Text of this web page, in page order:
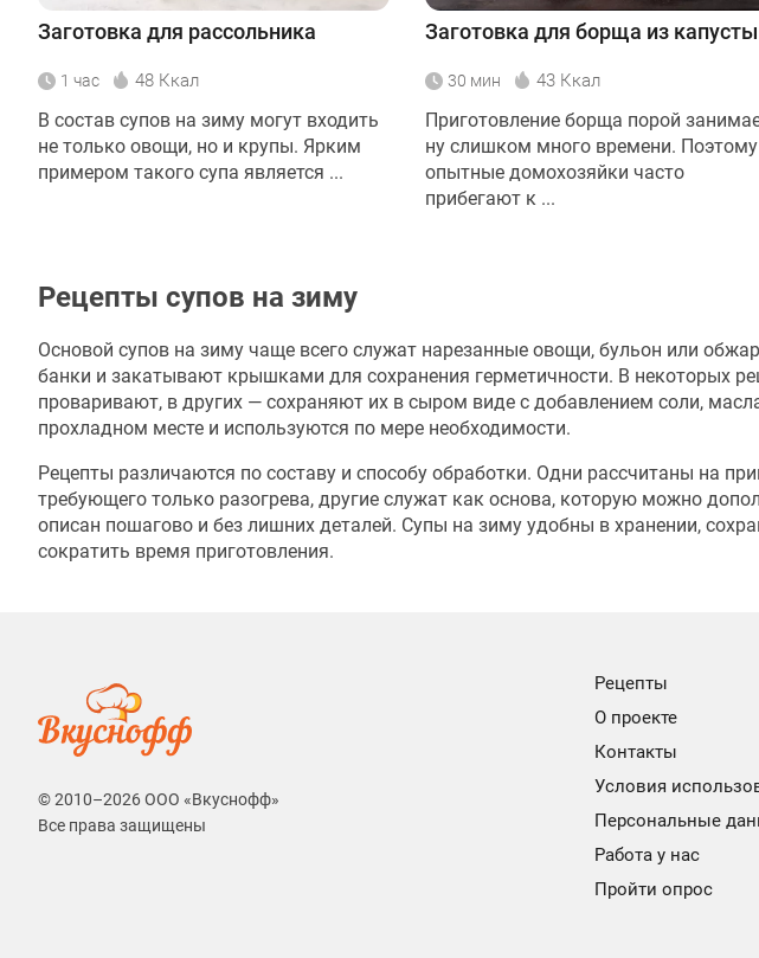
Заготовка для рассольника
1 час 48 Ккал
В состав супов на зиму могут входить
не только овощи, но и крупы. Ярким
примером такого супа является ...
Заготовка для борща из капусты
30 мин 43 Ккал
Приготовление борща порой
ну слишком много времени. Поэтому
опытные домохозяйки часто
прибегают к ...
Рецепты супов на зиму
Основой супов на зиму чаще всего служат нарезанные овощи, бульон или
банки и закатывают крышками для сохранения герметичности. В некоторых
проваривают, в других — сохраняют их в сыром виде с добавлением соли,
прохладном месте и используются по мере необходимости.
Рецепты различаются по составу и способу обработки. Одни рассчитаны на
требующего только разогрева, другие служат как основа, которую можно
описан пошагово и без лишних деталей. Супы на зиму удобны в хранении,
сократить время приготовления.
Рецепты
О проекте
Контакты
Условия
Персональные
Работа у нас
Пройти опрос
© 2010–2026 ООО «Вкуснофф»
Все права защищены